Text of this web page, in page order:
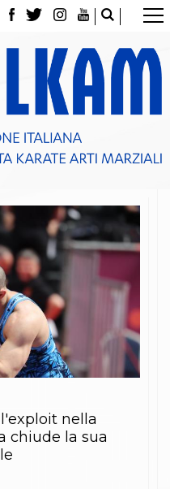
e Tesseramenti
con più di 100 atleti
nella
chiude la sua